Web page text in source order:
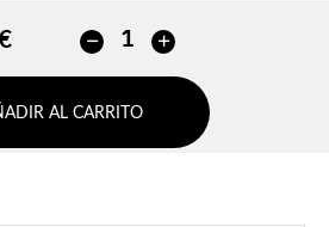
AL CARRITO